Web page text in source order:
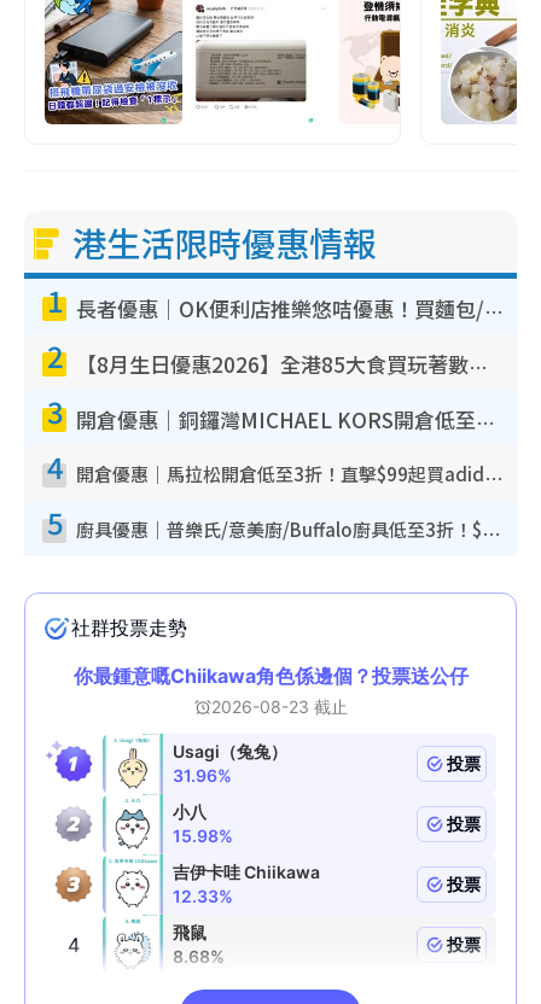
港生活限時優惠情報
1 長者優惠｜OK便利店推樂悠咭優惠！買麵包/牛奶/保健品拍卡即減
2 【8月生日優惠2026】全港85大食買玩著數攻略 自助餐/火鍋放題同行免費＋誠品/DONKI送現金券
3 開倉優惠｜銅鑼灣MICHAEL KORS開倉低至17折！直擊$500起買手袋/銀包/鞋款 必買經典Jet Set系列
4 開倉優惠｜馬拉松開倉低至3折！直擊$99起買adidas／New Balance／Puma鞋款 STANLEY保溫杯劈價至$119起
5 廚具優惠｜普樂氏/意美廚/Buffalo廚具低至3折！$89起買煎鍋／炒鑊／個人鍋 同場小家電激減至$99起